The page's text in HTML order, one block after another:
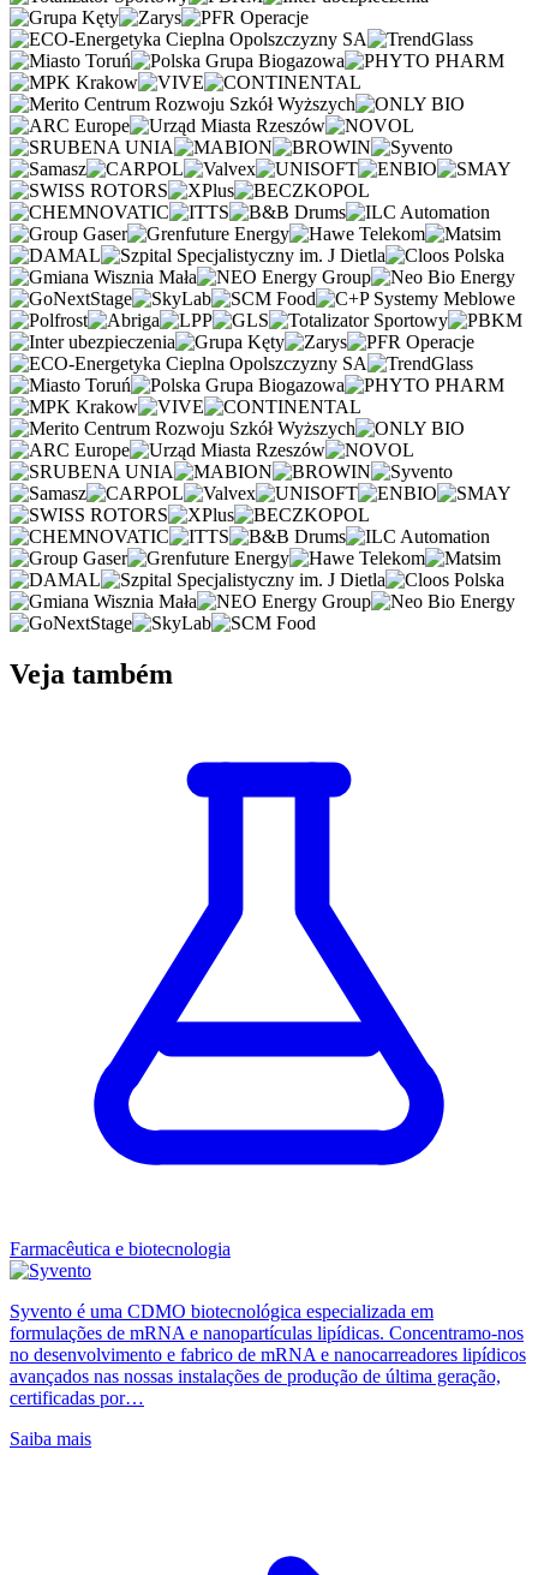
Veja também
Farmacêutica e biotecnologia
Syvento é uma CDMO biotecnológica especializada em
formulações de mRNA e nanopartículas lipídicas. Concentramo-nos
no desenvolvimento e fabrico de mRNA e nanocarreadores lipídicos
avançados nas nossas instalações de produção de última geração,
certificadas por…
Saiba mais